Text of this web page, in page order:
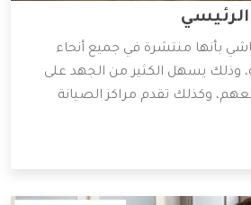
بأنها منتشرة في جميع أنحاء
وذلك يسهل الكثير من الجهد على
وكذلك تقدم مراكز الصيانة
صيانة بأقل الأسعار الممكنة،
الكثير من العملاء، وسوف